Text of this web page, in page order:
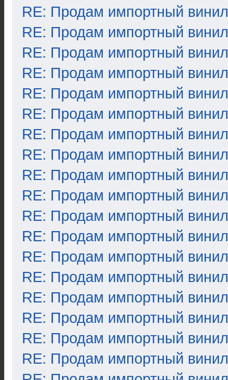
RE: Продам импортный винил
RE: Продам импортный винил
RE: Продам импортный винил
RE: Продам импортный винил
RE: Продам импортный винил
RE: Продам импортный винил
RE: Продам импортный винил
RE: Продам импортный винил
RE: Продам импортный винил
RE: Продам импортный винил
RE: Продам импортный винил
RE: Продам импортный винил
RE: Продам импортный винил
RE: Продам импортный винил
RE: Продам импортный винил
RE: Продам импортный винил
RE: Продам импортный винил
RE: Продам импортный винил